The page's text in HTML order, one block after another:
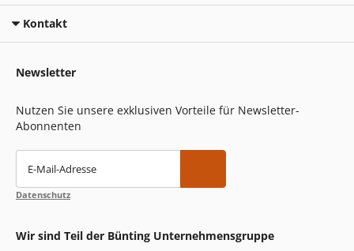
Kontakt
Newsletter
Nutzen Sie unsere exklusiven Vorteile für Newsletter-
Abonnenten
E-Mail-Adresse
Datenschutz
Wir sind Teil der Bünting Unternehmensgruppe